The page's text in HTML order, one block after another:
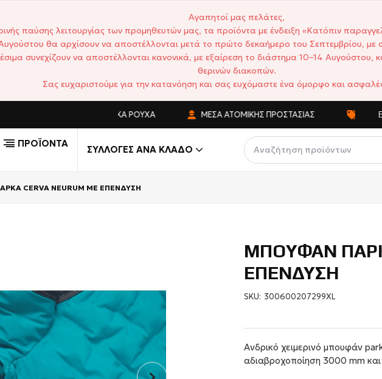
Αγαπητοί μας πελάτες,
παύσης λειτουργίας των προμηθευτών μας, τα προϊόντα με ένδειξη «Κατόπιν
θα αρχίσουν να αποστέλλονται μετά το πρώτο δεκαήμερο του Σεπτεμβρίου, με
συνεχίζουν να αποστέλλονται κανονικά, με εξαίρεση το διάστημα 10–14 Αυγούστου,
θερινών διακοπών.
Σας ευχαριστούμε για την κατανόηση και σας ευχόμαστε ένα όμορφο και
MADE ΕΠΑΓΓΕΛΜΑΤΙΚΆ ΡΟΎΧΑ ΜΈΣΑ ΑΤΟΜΙΚΉΣ ΠΡΟΣΤΑΣΊΑΣ
ΠΡΟΪΟΝΤΑ
ΣΥΛΛΟΓΈΣ ΑΝΆ ΚΛΆΔΟ
CERVA NEURUM ΜΕ ΕΠΕΝΔΥΣΗ
ΜΠΟΥΦΑΝ
ΕΠΕΝΔΥΣΗ
SKU: 300600207299XL
Ανδρικό χειμερινό μπουφάν
αδιαβροχοποίηση 3000 mm